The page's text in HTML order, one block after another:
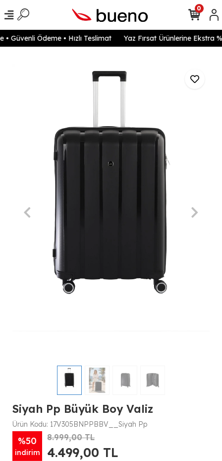
Güvenli Ödeme • Hızlı Teslimat Yaz Fırsat Ürünlerine Ekstra
0
Siyah Pp Büyük Boy Valiz
Ürün Kodu: 17V305BNPPBBV__Siyah Pp
%50
indirim
8.999,00 TL
4.499,00 TL